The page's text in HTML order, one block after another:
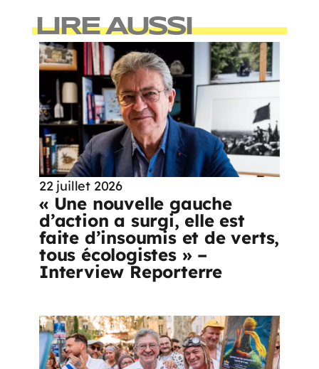
LIRE AUSSI
22 juillet 2026
« Une nouvelle gauche
d’action a surgi, elle est
faite d’insoumis et de verts,
tous écologistes » –
Interview Reporterre